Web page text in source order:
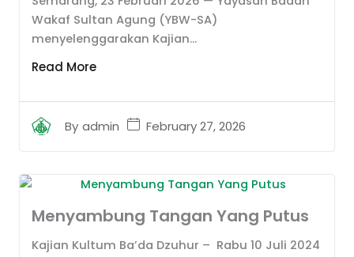
By admin February 27, 2026
Wakaf Sultan Agung (YBW-SA)
menyelenggarakan Kajian...
Read More
Menyambung Tangan Yang Putus
Kajian Kultum Ba’da Dzuhur – Rabu 10 Juli 2024